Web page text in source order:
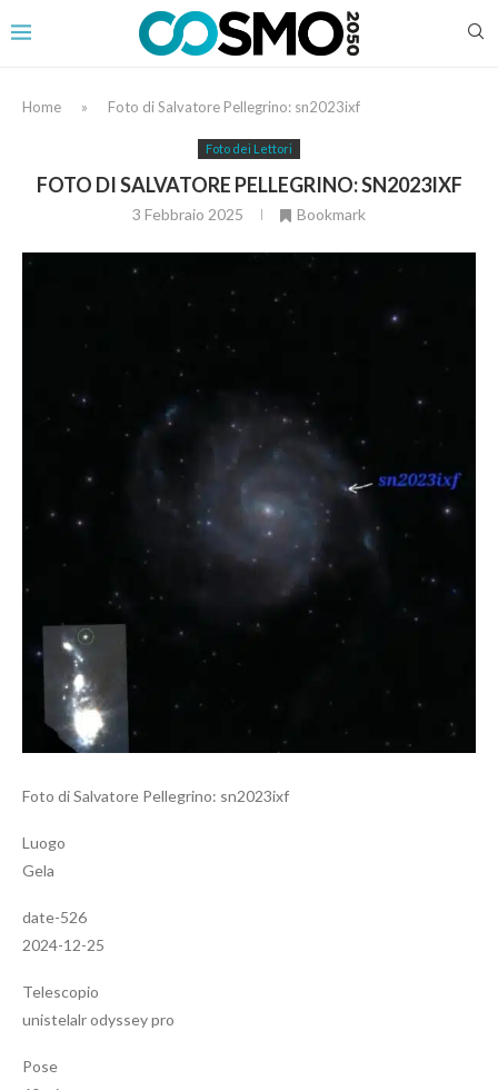
Home » Foto di Salvatore Pellegrino: sn2023ixf
Foto dei Lettori
FOTO DI SALVATORE PELLEGRINO: SN2023IXF
3 Febbraio 2025 Bookmark
Foto di Salvatore Pellegrino: sn2023ixf
Luogo
Gela
date-526
2024-12-25
Telescopio
unistelalr odyssey pro
Pose